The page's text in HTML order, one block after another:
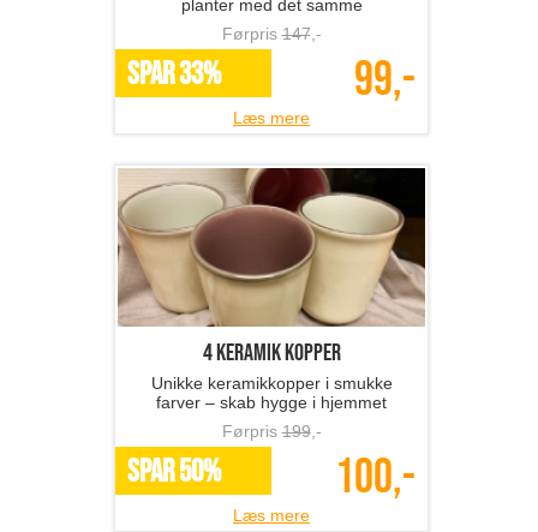
planter med det samme
Førpris147,-
SPAR 33% 99,-
Læs mere
4 keramik kopper
Unikke keramikkopper i smukke
farver – skab hygge i hjemmet
Førpris199,-
SPAR 50% 100,-
Læs mere